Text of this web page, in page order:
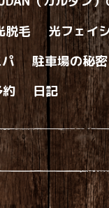
脱毛 光フェイ
駐車場の秘密
日記